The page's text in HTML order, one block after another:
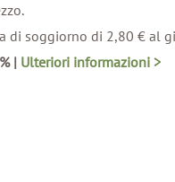
di soggiorno di 2,80 € al
| Ulteriori informazioni >